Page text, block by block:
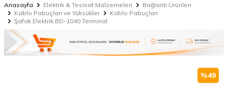
Anasayfa Elektrik & Tesisat Malzemeleri
Bağlantı Ürünleri
Kablo Pabuçları ve Yüksükler
Kablo Pabuçları
Şafak Elektrik BD-1040 Terminal
%49